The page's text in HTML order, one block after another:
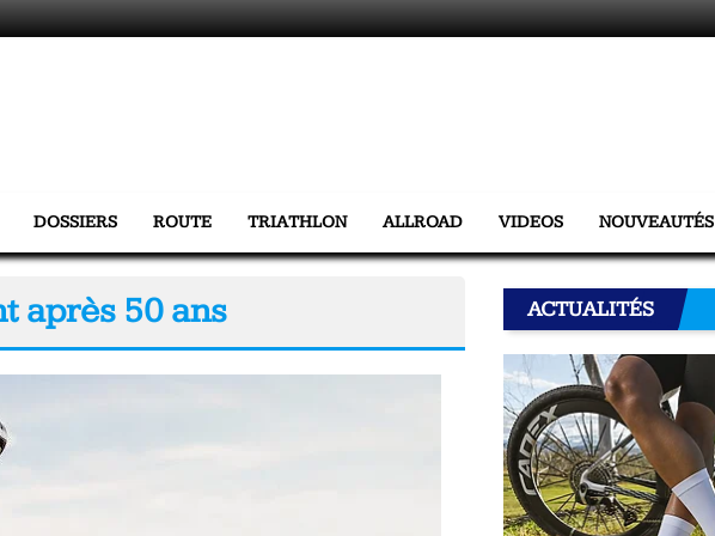
DOSSIERS ROUTE TRIATHLON ALLROAD VIDEOS NOUVEAUTÉS
après 50 ans ACTUALITÉS